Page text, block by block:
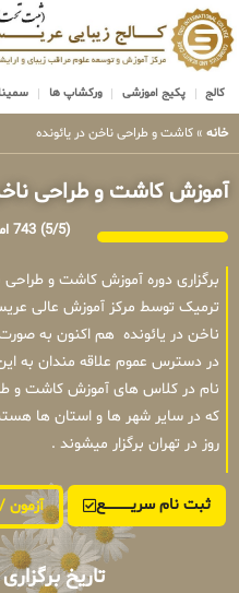
کالج پکیج اموزشی ورکشاپ ها
خانه » کاشت و طراحی ناخن در یائونده
آموزش کاشت و طراحی
(5/5) 743 امتیاز
برگزاری دوره آموزش کاشت و
ترمیک توسط مرکز آموزش عالی
ناخن در یائونده هم اکنون به
در دسترس عموم علاقه مندان به
نام در کلاس های آموزش کاشت و
روز در تهران برگزار میشوند .
ثبت نام سریــــــــــــع آزمون
تاریخ برگزاری : 1405/